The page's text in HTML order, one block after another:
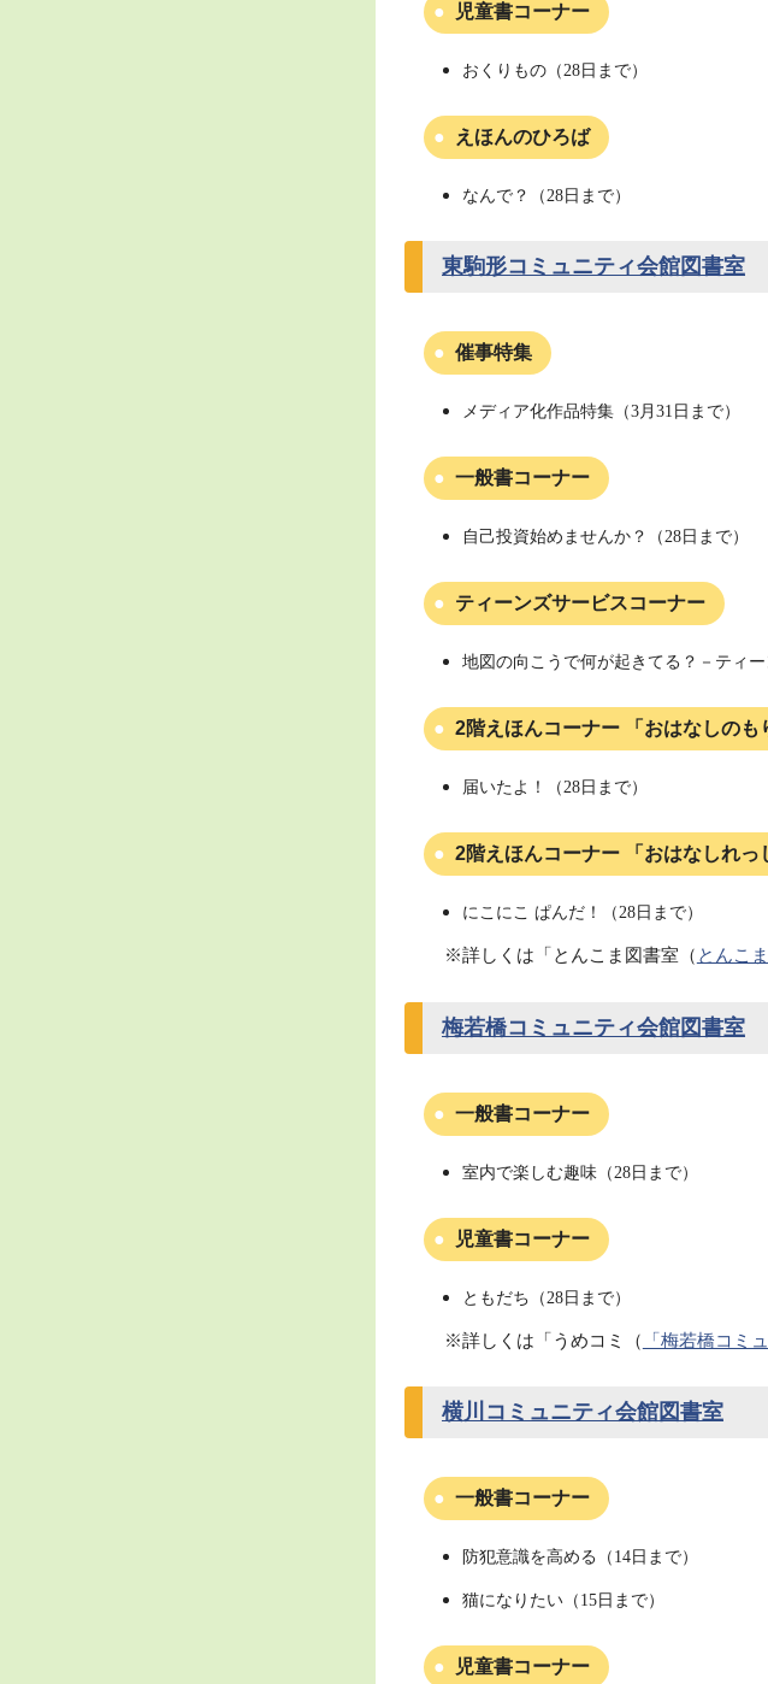
児童書コーナー
おくりもの（28日まで）
えほんのひろば
なんで？（28日まで）
東駒形コミュニティ会館図書室
催事特集
メディア化作品特集（3月31日まで）
一般書コーナー
自己投資始めませんか？（28日まで）
ティーンズサービスコーナー
地図の向こうで何が起きてる？－ティ
2階えほんコーナー 「おはなしのも
届いたよ！（28日まで）
2階えほんコーナー 「おはなしれっ
にこにこ ぱんだ！（28日まで）
※詳しくは「とんこま図書室（ とんこ
梅若橋コミュニティ会館図書室
一般書コーナー
室内で楽しむ趣味（28日まで）
児童書コーナー
ともだち（28日まで）
※詳しくは「うめコミ（ 「梅若橋コミ
横川コミュニティ会館図書室
一般書コーナー
防犯意識を高める（14日まで）
猫になりたい（15日まで）
児童書コーナー